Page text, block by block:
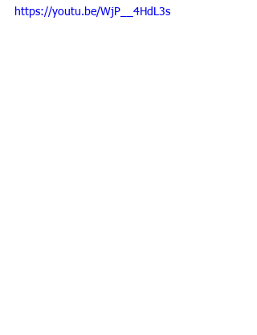
https://youtu.be/WjP__4HdL3s